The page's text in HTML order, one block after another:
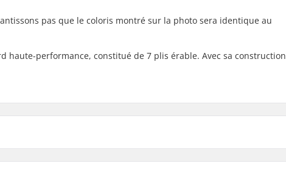
pas que le coloris montré sur la photo sera identique au
haute-performance, constitué de 7 plis érable. Avec sa construction
Couleurs de deck: